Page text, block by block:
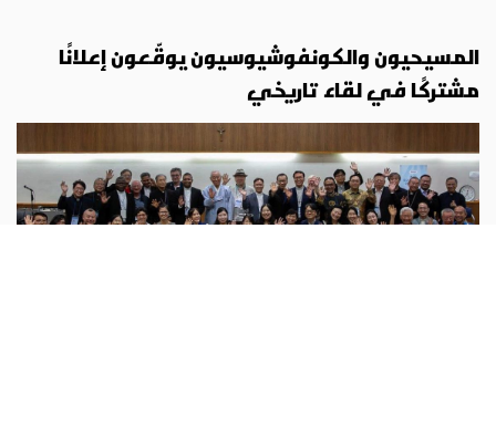
المسيحيون والكونفوشيوسيون يوقّعون إعلانًا
مشتركًا في لقاء تاريخي